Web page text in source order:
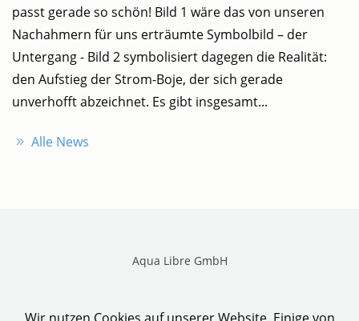
passt gerade so schön! Bild 1 wäre das von unseren
Nachahmern für uns erträumte Symbolbild – der
Untergang - Bild 2 symbolisiert dagegen die Realität:
den Aufstieg der Strom-Boje, der sich gerade
unverhofft abzeichnet. Es gibt insgesamt...
Alle News
Aqua Libre GmbH